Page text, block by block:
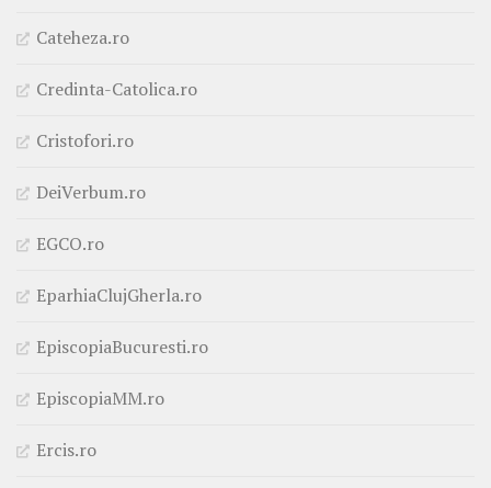
Cateheza.ro
Credinta-Catolica.ro
Cristofori.ro
DeiVerbum.ro
EGCO.ro
EparhiaClujGherla.ro
EpiscopiaBucuresti.ro
EpiscopiaMM.ro
Ercis.ro